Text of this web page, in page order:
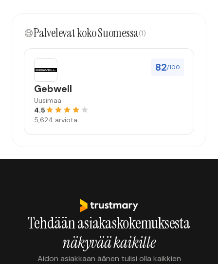
Palvelevat koko Suomessa(1)
82/100
Gebwell
Uusimaa
4.5
5,624 arviota
Tehdään asiakaskokemuksesta
näkyvää kaikille
Aidon asiakkaan äänen tulisi olla kaikkien